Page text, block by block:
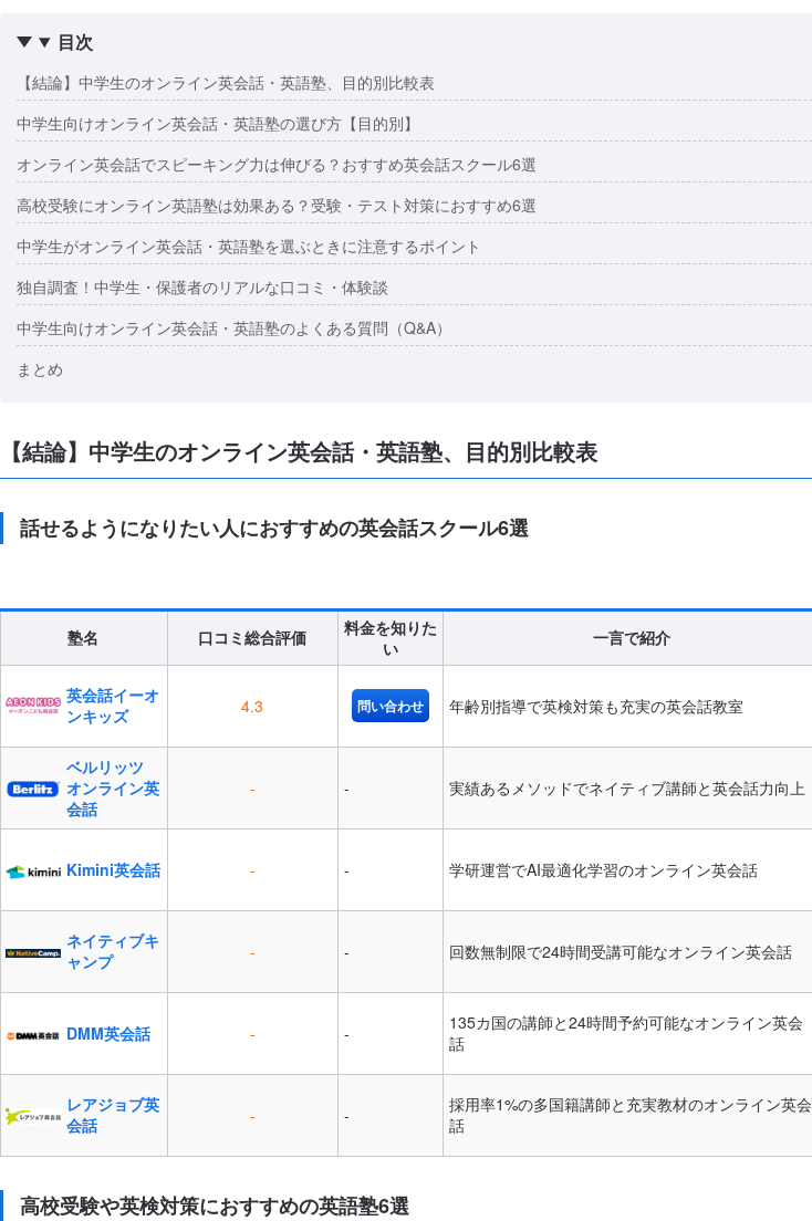
目次
【結論】中学生のオンライン英会話・英語塾、目的別比較表
中学生向けオンライン英会話・英語塾の選び方【目的別】
オンライン英会話でスピーキング力は伸びる？おすすめ英会話スクール6選
高校受験にオンライン英語塾は効果ある？受験・テスト対策におすすめ6選
中学生がオンライン英会話・英語塾を選ぶときに注意するポイント
独自調査！中学生・保護者のリアルな口コミ・体験談
中学生向けオンライン英会話・英語塾のよくある質問（Q&A）
まとめ
【結論】中学生のオンライン英会話・英語塾、目的別比較表
話せるようになりたい人におすすめの英会話スクール6選
塾名 口コミ総合評価
料金を知りた
い
一言で紹介
英会話イーオ
ンキッズ
4.3 問い合わせ 年齢別指導で英検対策も充実の英会話教室
ベルリッツ
オンライン英
会話
- - 実績あるメソッドでネイティブ講師と英会話力向上
Kimini英会話 - - 学研運営でAI最適化学習のオンライン英会話
ネイティブキ
ャンプ
- - 回数無制限で24時間受講可能なオンライン英会話
DMM英会話 - -
135カ国の講師と24時間予約可能なオンライン英会
話
レアジョブ英
会話
- -
採用率1%の多国籍講師と充実教材のオンライン英会
話
高校受験や英検対策におすすめの英語塾6選